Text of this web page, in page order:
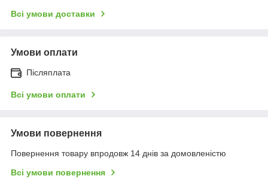
Всі умови доставки
Умови оплати
Післяплата
Всі умови оплати
Умови повернення
Повернення товару впродовж 14 днів за домовленістю
Всі умови повернення